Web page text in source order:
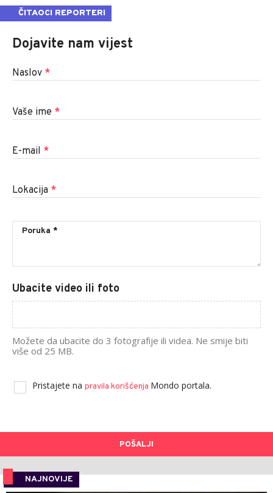
ČITAOCI REPORTERI
Dojavite nam vijest
Naslov *
Vaše ime *
E-mail *
Lokacija *
Ubacite video ili foto
Možete da ubacite do 3 fotografije ili videa. Ne smije biti
više od 25 MB.
Pristajete na pravila korišćenja Mondo portala.
POŠALJI
NAJNOVIJE